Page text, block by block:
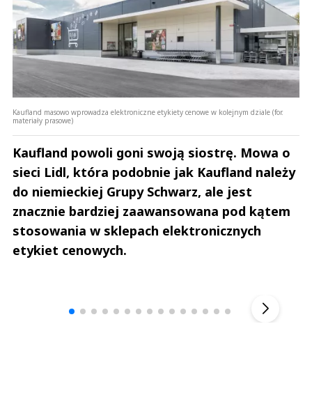
Kaufland masowo wprowadza elektroniczne etykiety cenowe w kolejnym dziale (for.
materiały prasowe)
Kaufland powoli goni swoją siostrę. Mowa o
sieci Lidl, która podobnie jak Kaufland należy
do niemieckiej Grupy Schwarz, ale jest
znacznie bardziej zaawansowana pod kątem
stosowania w sklepach elektronicznych
etykiet cenowych.